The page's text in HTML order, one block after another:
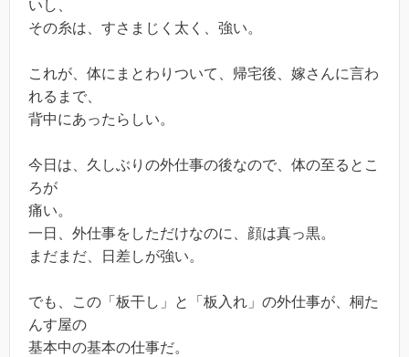
いし、
その糸は、すさまじく太く、強い。
これが、体にまとわりついて、帰宅後、嫁さんに言わ
れるまで、
背中にあったらしい。
今日は、久しぶりの外仕事の後なので、体の至るとこ
ろが
痛い。
一日、外仕事をしただけなのに、顔は真っ黒。
まだまだ、日差しが強い。
でも、この「板干し」と「板入れ」の外仕事が、桐た
んす屋の
基本中の基本の仕事だ。